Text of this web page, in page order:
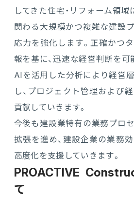
してきた住宅・リフォーム領域
関わる大規模かつ複雑な建設
応力を強化します。正確かつ
報を基に、迅速な経営判断を可
AIを活用した分析により経営
し、プロジェクト管理および
貢献していきます。
今後も建設業特有の業務プロ
拡張を進め、建設企業の業務
高度化を支援していきます。
PROACTIVE
て